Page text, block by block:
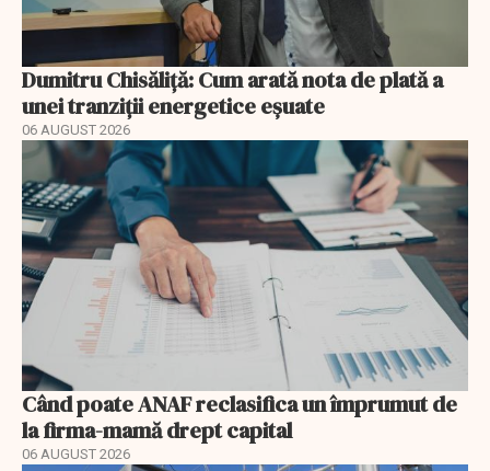
Dumitru Chisăliță: Cum arată nota de plată a
unei tranziții energetice eșuate
06 AUGUST 2026
Când poate ANAF reclasifica un împrumut de
la firma-mamă drept capital
06 AUGUST 2026